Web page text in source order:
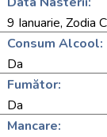
9 Ianuarie, Zodia
Consum Alcool:
Da
Fumător:
Da
Mancare: